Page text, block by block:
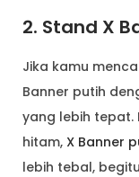
2. Stand X
Jika kamu
Banner putih
yang lebih tepat.
hitam, X Banner
lebih tebal,